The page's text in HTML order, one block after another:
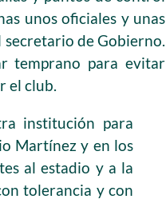
unos oficiales y unas
secretario de Gobierno.
temprano para evitar
el club.
institución para
Martínez y en los
al estadio y a la
tolerancia y con